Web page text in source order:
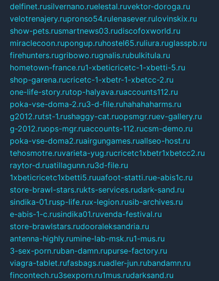
delfinet.rusilvernano.ruelestal.ruvektor-doroga.ru
velotrenajery.rupronso54.rulenasever.rulovinskix.ru
show-pets.rusmartnews03.rudiscofoxworld.ru
miraclecoon.rupongup.ruhostel65.ruliura.ruglasspb.ru
firehunters.rugribowo.rugnalis.rubulkitula.ru
hometown-france.ru1-xbeticricetc-1-xbetti-5.ru
shop-garena.rucricetc-1-xbetr-1-xbetcc-2.ru
one-life-story.rutop-halyava.ruaccounts112.ru
poka-vse-doma-2.ru3-d-file.ruhahahaharms.ru
g2012.rutst-1.rushaggy-cat.ruopsmgr.ruev-gallery.ru
g-2012.ruops-mgr.ruaccounts-112.rucsm-demo.ru
poka-vse-doma2.ruairgungames.ruallseo-host.ru
tehosmotre.ruvarieta-yug.rucricetc1xbetr1xbetcc2.ru
raytor-d.ruatillagunn.ru3d-file.ru
1xbeticricetc1xbetti5.ruuafoot-statti.rue-abis1c.ru
store-brawl-stars.rukts-services.rudark-sand.ru
sindika-01.rusp-life.rux-legion.rusib-archives.ru
e-abis-1-c.rusindika01.ruvenda-festival.ru
store-brawlstars.rudooraleksandria.ru
antenna-highly.rumine-lab-msk.ru1-mus.ru
3-sex-porn.ruban-damn.rupurse-factory.ru
viagra-tablet.rufasbags.ruadler-jun.rubandamn.ru
fincontech.ru3sexporn.ru1mus.rudarksand.ru